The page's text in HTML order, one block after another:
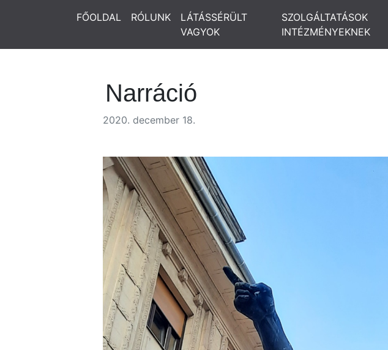
FŐOLDAL RÓLUNK
LÁTÁSSÉRÜLT
VAGYOK
SZOLGÁLTATÁSOK
INTÉZMÉNYEKNEK
Narráció
2020. december 18.